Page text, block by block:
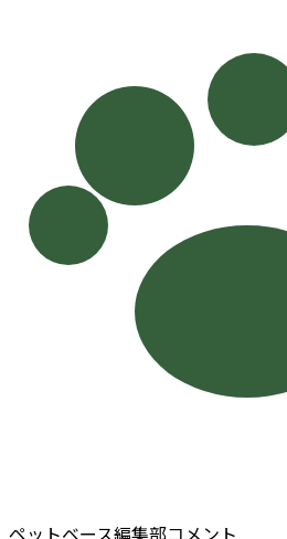
ペットベース編集部コメント